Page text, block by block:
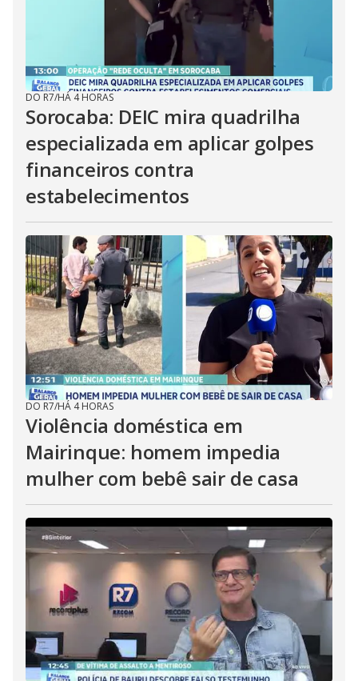
DO R7/HÁ 4 HORAS
Sorocaba: DEIC mira quadrilha
especializada em aplicar golpes
financeiros contra
estabelecimentos
DO R7/HÁ 4 HORAS
Violência doméstica em
Mairinque: homem impedia
mulher com bebê sair de casa